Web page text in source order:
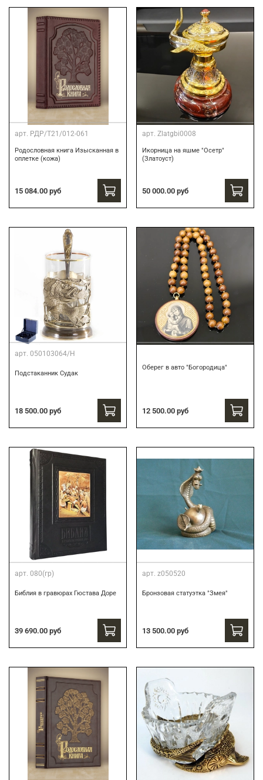
арт. РДР/Т21/012-061
Родословная книга Изысканная в
оплетке (кожа)
15 084.00 руб
арт. Zlatgbi0008
Икорница на яшме "Осетр"
(Златоуст)
50 000.00 руб
арт. 050103064/Н
Подстаканник Судак
18 500.00 руб
Оберег в авто "Богородица"
12 500.00 руб
арт. 080(гр)
Библия в гравюрах Гюстава Доре
39 690.00 руб
арт. z050520
Бронзовая статуэтка "Змея"
13 500.00 руб